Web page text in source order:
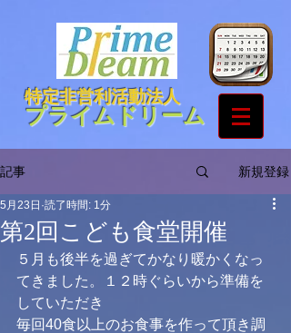
特定非営利活動法人
プライムドリーム
記事 新規登録
第2回こども食堂開催
5月23日 読了時間: 1分
５月も後半を過ぎてかなり暖かくなっ
てきました。１２時ぐらいから準備を
していただき
毎回40食以上のお食事を作って頂き調